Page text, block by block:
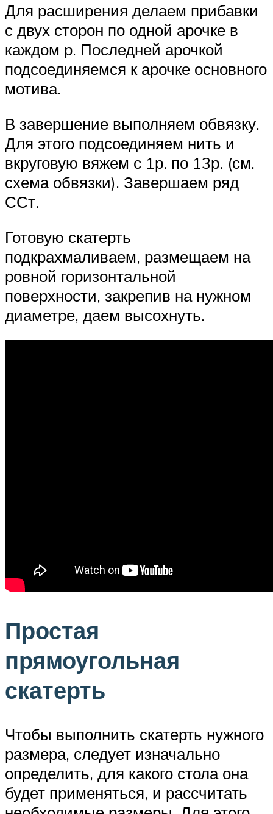
Для расширения делаем прибавки
с двух сторон по одной арочке в
каждом р. Последней арочкой
подсоединяемся к арочке основного
мотива.
В завершение выполняем обвязку.
Для этого подсоединяем нить и
вкруговую вяжем с 1р. по 13р. (см.
схема обвязки). Завершаем ряд
ССт.
Готовую скатерть
подкрахмаливаем, размещаем на
ровной горизонтальной
поверхности, закрепив на нужном
диаметре, даем высохнуть.
Простая
прямоугольная
скатерть
Чтобы выполнить скатерть нужного
размера, следует изначально
определить, для какого стола она
будет применяться, и рассчитать